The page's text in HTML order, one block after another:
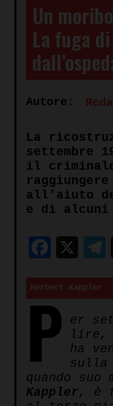
Un
La fuga
Autore:
La
settembre
il
all’aiuto
e di alcuni
X
Herbert Kappler
P er
lire,
ha
sulla
quando suo
Kappler, è